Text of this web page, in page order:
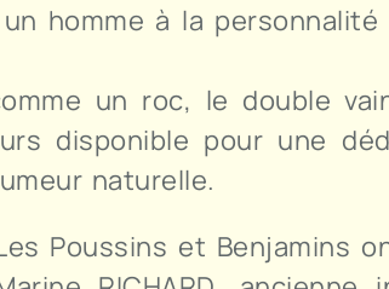
homme à la
un roc, le double
disponible pour une
naturelle.
Poussins et Benjamins